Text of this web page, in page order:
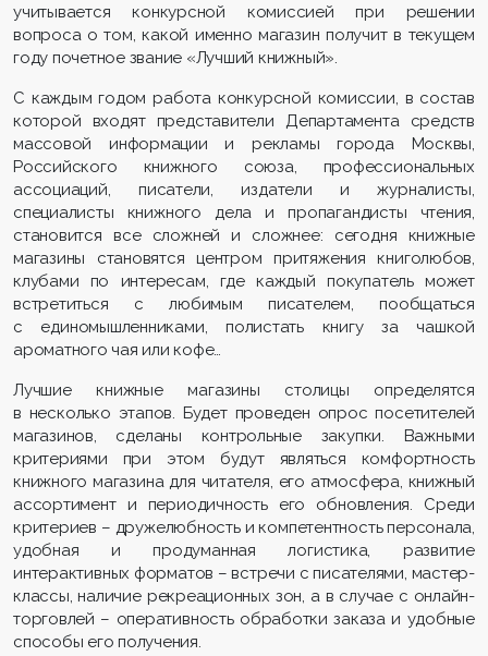
учитывается конкурсной комиссией при решении
вопроса о том, какой именно магазин получит в текущем
году почетное звание «Лучший книжный».
С каждым годом работа конкурсной комиссии, в состав
которой входят представители Департамента средств
массовой информации и рекламы города Москвы,
Российского книжного союза, профессиональных
ассоциаций, писатели, издатели и журналисты,
специалисты книжного дела и пропагандисты чтения,
становится все сложней и сложнее: сегодня книжные
магазины становятся центром притяжения книголюбов,
клубами по интересам, где каждый покупатель может
встретиться с любимым писателем, пообщаться
с единомышленниками, полистать книгу за чашкой
ароматного чая или кофе…
Лучшие книжные магазины столицы определятся
в несколько этапов. Будет проведен опрос посетителей
магазинов, сделаны контрольные закупки. Важными
критериями при этом будут являться комфортность
книжного магазина для читателя, его атмосфера, книжный
ассортимент и периодичность его обновления. Среди
критериев – дружелюбность и компетентность персонала,
удобная и продуманная логистика, развитие
интерактивных форматов – встречи с писателями, мастер-
классы, наличие рекреационных зон, а в случае с онлайн-
торговлей – оперативность обработки заказа и удобные
способы его получения.